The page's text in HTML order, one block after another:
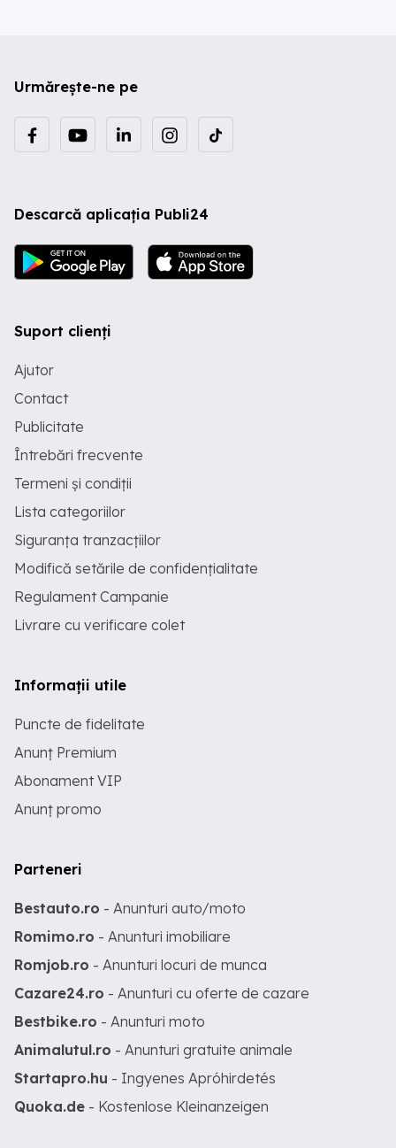
Urmărește-ne pe
Descarcă aplicația Publi24
Suport clienți
Ajutor
Contact
Publicitate
Întrebări frecvente
Termeni și condiții
Lista categoriilor
Siguranța tranzacțiilor
Modifică setările de confidențialitate
Regulament Campanie
Livrare cu verificare colet
Informații utile
Puncte de fidelitate
Anunț Premium
Abonament VIP
Anunț promo
Parteneri
Bestauto.ro - Anunturi auto/moto
Romimo.ro - Anunturi imobiliare
Romjob.ro - Anunturi locuri de munca
Cazare24.ro - Anunturi cu oferte de cazare
Bestbike.ro - Anunturi moto
Animalutul.ro - Anunturi gratuite animale
Startapro.hu - Ingyenes Apróhirdetés
Quoka.de - Kostenlose Kleinanzeigen